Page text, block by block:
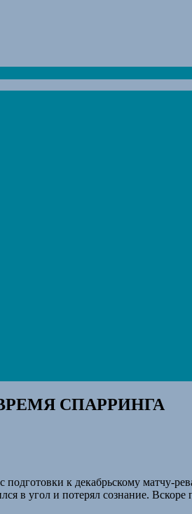
СПАРРИНГА
подготовки к декабрьскому
в угол и потерял сознание.